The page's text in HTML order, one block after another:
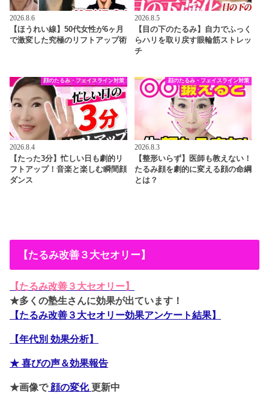
2026.8.6
【ほうれい線】50代女性が6ヶ月
で激変した究極のリフトアップ術
2026.8.5
【目の下のたるみ】自力でふっく
らハリを取り戻す眼輪筋ストレッ
チ
顔のたるみ・フェイスライン対策
2026.8.4
【たった3分】忙しい日も劇的リ
フトアップ！音楽と楽しむ瞬間顔
ダンス
顔のたるみ・フェイスライン対策
2026.8.3
【整形いらず】医師も教えない！
たるみ顔を劇的に変える顔の命綱
とは？
【たるみ改善３大セオリー】
【たるみ改善３大セオリー】
★多くの塾生さんに効果が出ています！
【たるみ改善３大セオリー効果アンケート結果】
【年代別 効果分析】
★ 喜びの声＆効果報告
★画像で顔の変化更新中